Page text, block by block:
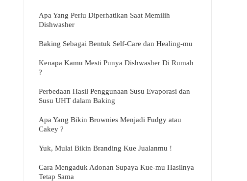
Apa Yang Perlu Diperhatikan Saat Memilih
Dishwasher
Baking Sebagai Bentuk Self-Care dan Healing-mu
Kenapa Kamu Mesti Punya Dishwasher Di Rumah
?
Perbedaan Hasil Penggunaan Susu Evaporasi dan
Susu UHT dalam Baking
Apa Yang Bikin Brownies Menjadi Fudgy atau
Cakey ?
Yuk, Mulai Bikin Branding Kue Jualanmu !
Cara Mengaduk Adonan Supaya Kue-mu Hasilnya
Tetap Sama